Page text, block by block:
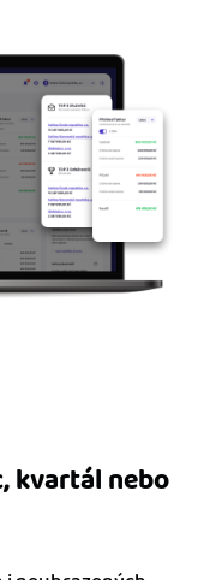
kvartál nebo